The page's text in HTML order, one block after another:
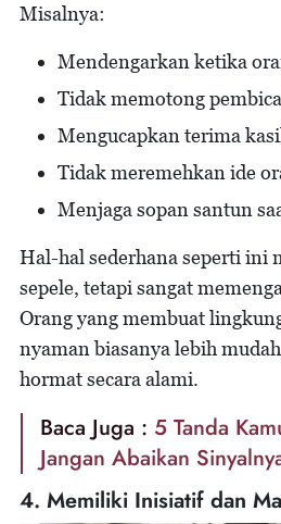
Misalnya:
Mendengarkan ketika
Tidak memotong
Mengucapkan terima
Tidak meremehkan ide
Menjaga sopan santun
Hal-hal sederhana seperti ini
sepele, tetapi sangat
Orang yang membuat
nyaman biasanya lebih
hormat secara alami.
Baca Juga : 5 Tanda
Jangan Abaikan
4. Memiliki Inisiatif dan